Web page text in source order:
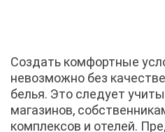
Создать комфортные
невозможно без
белья. Это следует
магазинов,
комплексов и отелей.